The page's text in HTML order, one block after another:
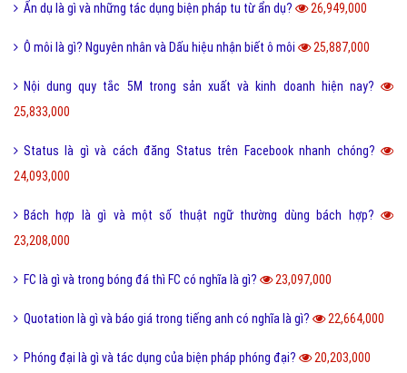
Ẩn dụ là gì và những tác dụng biện pháp tu từ ẩn dụ? 26,949,000
Ô môi là gì? Nguyên nhân và Dấu hiệu nhận biết ô môi 25,887,000
Nội dung quy tắc 5M trong sản xuất và kinh doanh hiện nay?
25,833,000
Status là gì và cách đăng Status trên Facebook nhanh chóng?
24,093,000
Bách hợp là gì và một số thuật ngữ thường dùng bách hợp?
23,208,000
FC là gì và trong bóng đá thì FC có nghĩa là gì? 23,097,000
Quotation là gì và báo giá trong tiếng anh có nghĩa là gì? 22,664,000
Phóng đại là gì và tác dụng của biện pháp phóng đại? 20,203,000